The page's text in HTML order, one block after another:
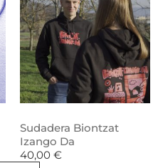
Sudadera Biontzat
Izango Da
40,00 €